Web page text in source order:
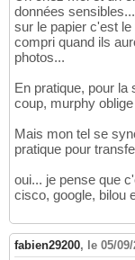
données sensibles...
sur le papier c'est
compri quand ils
photos...
En pratique, pour la
coup, murphy
Mais mon tel se
pratique pour
oui... je pense que
cisco, google, bilou
fabien29200, le 05/